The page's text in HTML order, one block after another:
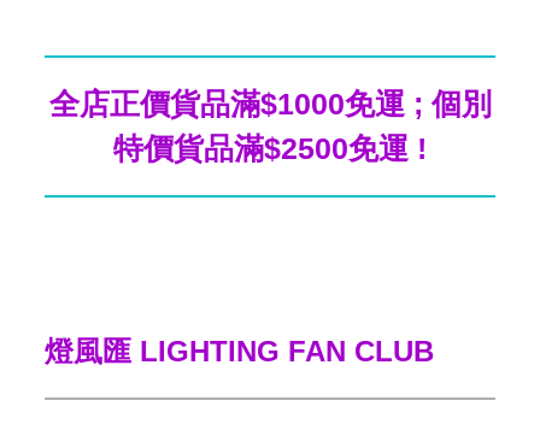
全店正價貨品滿$1000免運 ; 個別
特價貨品滿$2500免運 !
燈風匯 LIGHTING FAN CLUB